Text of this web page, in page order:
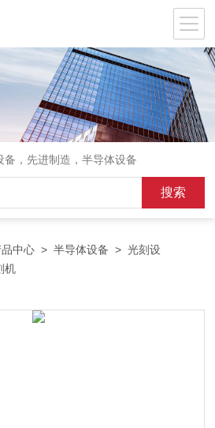
备，先进制造，半导体设备
品中心 >半导体设备 >光刻设
机